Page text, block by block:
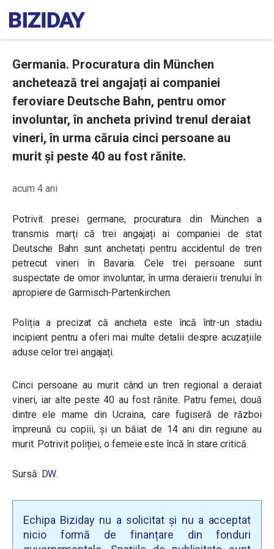
Germania. Procuratura din München
anchetează trei angajați ai companiei
feroviare Deutsche Bahn, pentru omor
involuntar, în ancheta privind trenul deraiat
vineri, în urma căruia cinci persoane au
murit și peste 40 au fost rănite.
acum 4 ani
Potrivit presei germane, procuratura din München a
transmis marți că trei angajați ai companiei de stat
Deutsche Bahn sunt anchetați pentru accidentul de tren
petrecut vineri în Bavaria. Cele trei persoane sunt
suspectate de omor involuntar, în urma deraierii trenului în
apropiere de Garmisch-Partenkirchen.
Poliția a precizat că ancheta este încă într-un stadiu
incipient pentru a oferi mai multe detalii despre acuzațiile
aduse celor trei angajați.
Cinci persoane au murit când un tren regional a deraiat
vineri, iar alte peste 40 au fost rănite. Patru femei, două
dintre ele mame din Ucraina, care fugiseră de război
împreună cu copiii, și un băiat de 14 ani din regiune au
murit. Potrivit poliției, o femeie este încă în stare critică.
Sursă: DW.
Echipa Biziday nu a solicitat și nu a acceptat
nicio formă de finanțare din fonduri